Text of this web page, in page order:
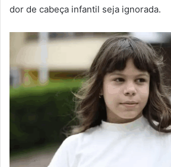
dor de cabeça infantil seja ignorada.